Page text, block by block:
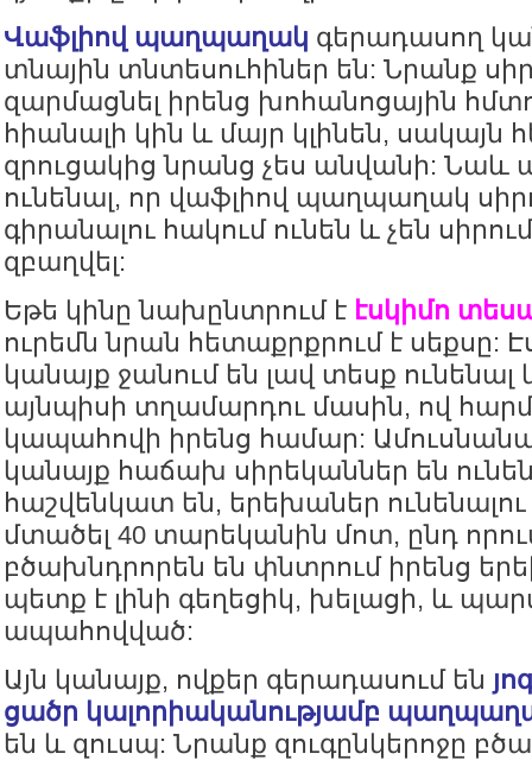
Վաֆլիով պաղպաղակ գերադասող
տնային տնտեսուհիներ են: Նրանք
զարմացնել իրենց խոհանոցային
հիանալի կին և մայր կլինեն, սակայն
զրուցակից նրանց չես անվանի: Նաև
ունենալ, որ վաֆլիով պաղպաղակ
գիրանալու հակում ունեն և չեն
զբաղվել:
Եթե կինը նախընտրում է էսկիմո
ուրեմն նրան հետաքրքրում է սեքսը:
կանայք ջանում են լավ տեսք ունենալ
այնպիսի տղամարդու մասին, ով
կապահովի իրենց համար:
կանայք հաճախ սիրեկաններ են
հաշվենկատ են, երեխաներ ունենալու
մտածել 40 տարեկանին մոտ, ընդ
բծախնդրորեն են փնտրում իրենց
պետք է լինի գեղեցիկ, խելացի, և
ապահովված:
Այն կանայք, ովքեր գերադասում են
ցածր կալորիականությամբ
են և զուսպ: Նրանք զուգընկերոջը